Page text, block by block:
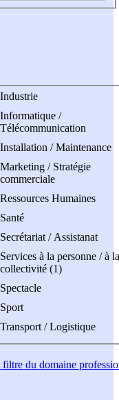
Industrie
Informatique /
Télécommunication
Installation / Maintenance
Marketing / Stratégie
commerciale
Ressources Humaines
Santé
Secrétariat / Assistanat
Services à la personne / à la
collectivité (1)
Spectacle
Sport
Transport / Logistique
du domaine